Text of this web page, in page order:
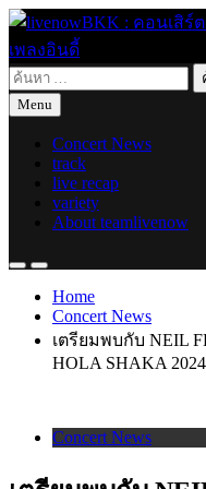
Skip
content
livenowBKK : คอนเสิร์ต
อินดี้
live for today
ค้นหา
สำหรับ:
Menu
Concert News
track
live recap
variety
About teamlivenow
Home
Concert News
เตรียมพบกับ NEIL
HOLA SHAKA 2024
Concert News